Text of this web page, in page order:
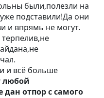
были,полезли на
подставили!Да они
и впрямь не могут.
и всё больше
любой
отпор с самого